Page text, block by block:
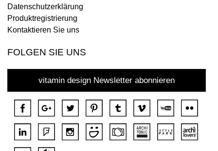
Datenschutzerklärung
Produktregistrierung
Kontaktieren Sie uns
FOLGEN SIE UNS
vitamin design Newsletter abonnieren